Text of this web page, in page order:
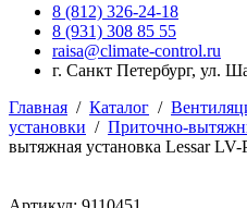
8 (812) 326-24-18
8 (931) 308 85 55
raisa@climate-control.ru
г. Санкт Петербург, ул.
Главная / Каталог /
установки / Приточно-
вытяжная установка Lessar